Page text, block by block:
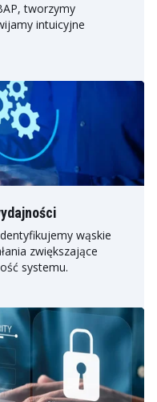
tworzymy
intuicyjne
wąskie
zwiększające
systemu.